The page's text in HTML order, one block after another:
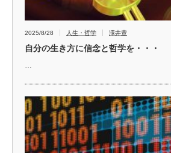
2025/8/28 人生・哲学 澤井豊
自分の生き方に信念と哲学を・・・
…